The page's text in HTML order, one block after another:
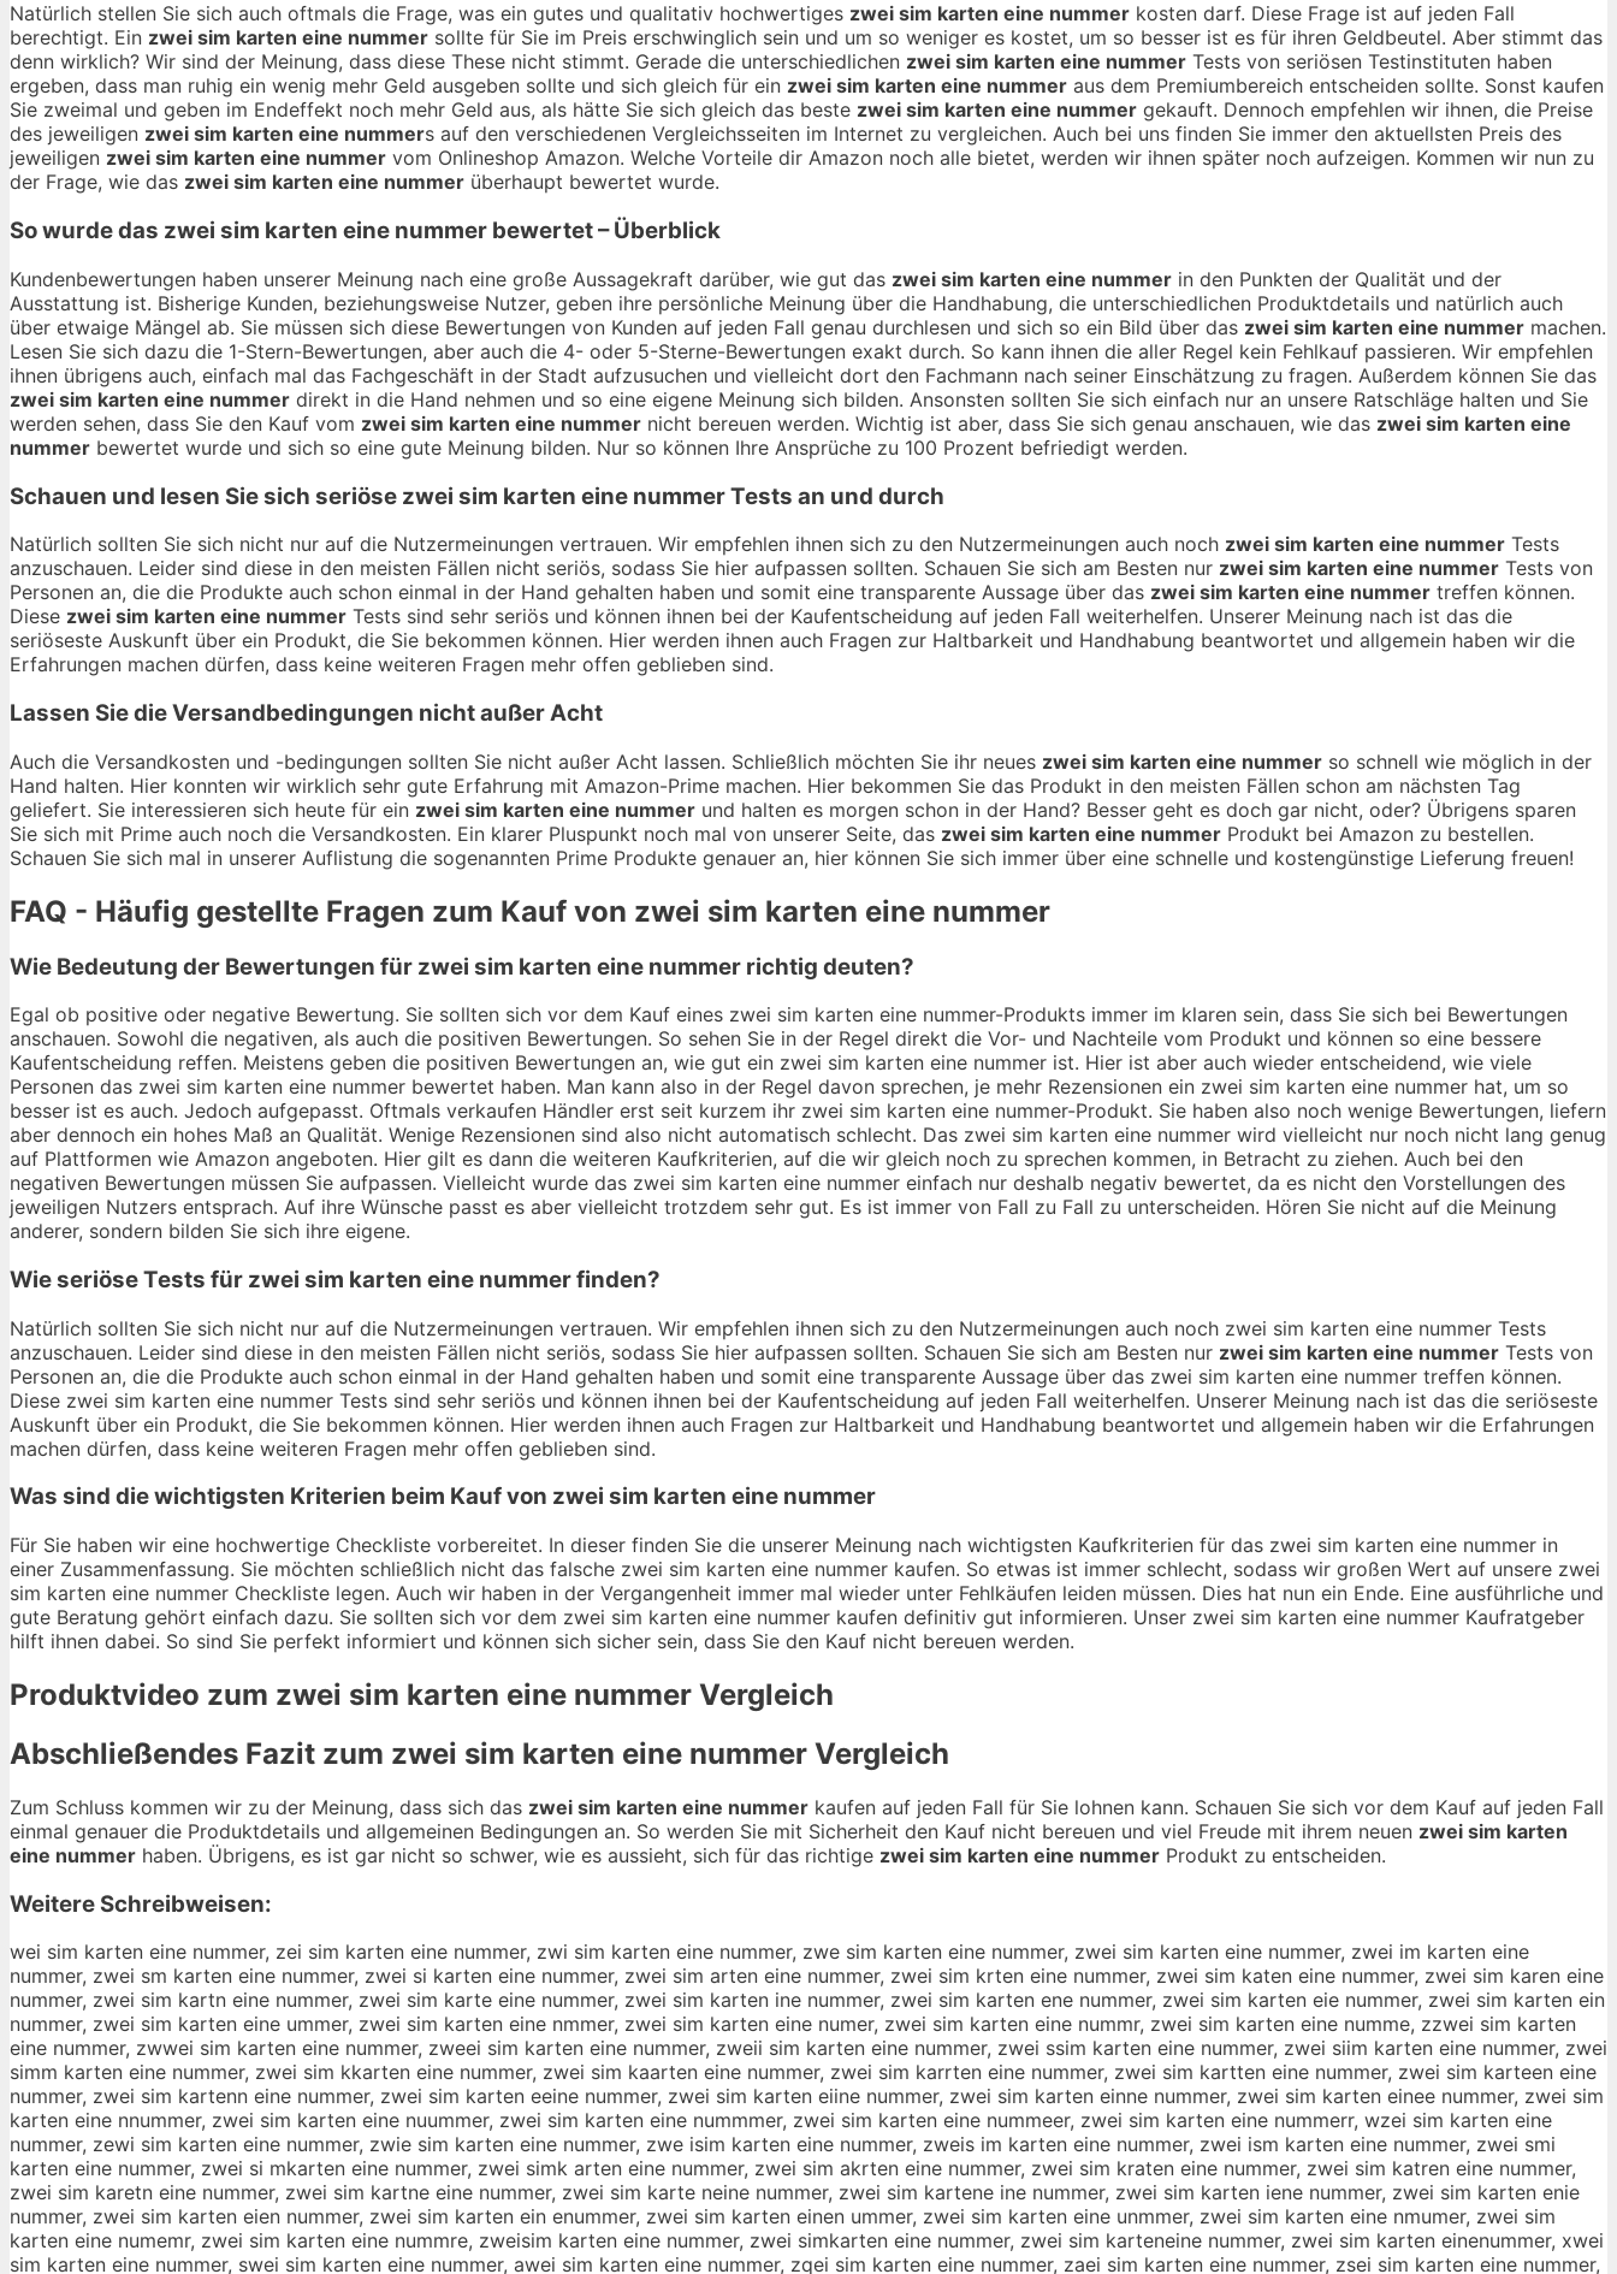
Natürlich stellen Sie sich auch oftmals die Frage, was ein gutes und qualitativ hochwertiges zwei sim karten eine nummer kosten darf. Diese Frage ist auf jeden Fall
berechtigt. Ein zwei sim karten eine nummer sollte für Sie im Preis erschwinglich sein und um so weniger es kostet, um so besser ist es für ihren Geldbeutel. Aber stimmt das
denn wirklich? Wir sind der Meinung, dass diese These nicht stimmt. Gerade die unterschiedlichen zwei sim karten eine nummer Tests von seriösen Testinstituten haben
ergeben, dass man ruhig ein wenig mehr Geld ausgeben sollte und sich gleich für ein zwei sim karten eine nummer aus dem Premiumbereich entscheiden sollte. Sonst kaufen
Sie zweimal und geben im Endeffekt noch mehr Geld aus, als hätte Sie sich gleich das beste zwei sim karten eine nummer gekauft. Dennoch empfehlen wir ihnen, die Preise
des jeweiligen zwei sim karten eine nummers auf den verschiedenen Vergleichsseiten im Internet zu vergleichen. Auch bei uns finden Sie immer den aktuellsten Preis des
jeweiligen zwei sim karten eine nummer vom Onlineshop Amazon. Welche Vorteile dir Amazon noch alle bietet, werden wir ihnen später noch aufzeigen. Kommen wir nun zu
der Frage, wie das zwei sim karten eine nummer überhaupt bewertet wurde.
So wurde das zwei sim karten eine nummer bewertet – Überblick
Kundenbewertungen haben unserer Meinung nach eine große Aussagekraft darüber, wie gut das zwei sim karten eine nummer in den Punkten der Qualität und der
Ausstattung ist. Bisherige Kunden, beziehungsweise Nutzer, geben ihre persönliche Meinung über die Handhabung, die unterschiedlichen Produktdetails und natürlich auch
über etwaige Mängel ab. Sie müssen sich diese Bewertungen von Kunden auf jeden Fall genau durchlesen und sich so ein Bild über das zwei sim karten eine nummer machen.
Lesen Sie sich dazu die 1-Stern-Bewertungen, aber auch die 4- oder 5-Sterne-Bewertungen exakt durch. So kann ihnen die aller Regel kein Fehlkauf passieren. Wir empfehlen
ihnen übrigens auch, einfach mal das Fachgeschäft in der Stadt aufzusuchen und vielleicht dort den Fachmann nach seiner Einschätzung zu fragen. Außerdem können Sie das
zwei sim karten eine nummer direkt in die Hand nehmen und so eine eigene Meinung sich bilden. Ansonsten sollten Sie sich einfach nur an unsere Ratschläge halten und Sie
werden sehen, dass Sie den Kauf vom zwei sim karten eine nummer nicht bereuen werden. Wichtig ist aber, dass Sie sich genau anschauen, wie das zwei sim karten eine
nummer bewertet wurde und sich so eine gute Meinung bilden. Nur so können Ihre Ansprüche zu 100 Prozent befriedigt werden.
Schauen und lesen Sie sich seriöse zwei sim karten eine nummerTests an und durch
Natürlich sollten Sie sich nicht nur auf die Nutzermeinungen vertrauen. Wir empfehlen ihnen sich zu den Nutzermeinungen auch noch zwei sim karten eine nummer Tests
anzuschauen. Leider sind diese in den meisten Fällen nicht seriös, sodass Sie hier aufpassen sollten. Schauen Sie sich am Besten nur zwei sim karten eine nummer Tests von
Personen an, die die Produkte auch schon einmal in der Hand gehalten haben und somit eine transparente Aussage über das zwei sim karten eine nummer treffen können.
Diese zwei sim karten eine nummer Tests sind sehr seriös und können ihnen bei der Kaufentscheidung auf jeden Fall weiterhelfen. Unserer Meinung nach ist das die
seriöseste Auskunft über ein Produkt, die Sie bekommen können. Hier werden ihnen auch Fragen zur Haltbarkeit und Handhabung beantwortet und allgemein haben wir die
Erfahrungen machen dürfen, dass keine weiteren Fragen mehr offen geblieben sind.
Lassen Sie die Versandbedingungen nicht außer Acht
Auch die Versandkosten und -bedingungen sollten Sie nicht außer Acht lassen. Schließlich möchten Sie ihr neues zwei sim karten eine nummer so schnell wie möglich in der
Hand halten. Hier konnten wir wirklich sehr gute Erfahrung mit Amazon-Prime machen. Hier bekommen Sie das Produkt in den meisten Fällen schon am nächsten Tag
geliefert. Sie interessieren sich heute für ein zwei sim karten eine nummer und halten es morgen schon in der Hand? Besser geht es doch gar nicht, oder? Übrigens sparen
Sie sich mit Prime auch noch die Versandkosten. Ein klarer Pluspunkt noch mal von unserer Seite, das zwei sim karten eine nummer Produkt bei Amazon zu bestellen.
Schauen Sie sich mal in unserer Auflistung die sogenannten Prime Produkte genauer an, hier können Sie sich immer über eine schnelle und kostengünstige Lieferung freuen!
FAQ - Häufig gestellte Fragen zum Kauf von zwei sim karten eine nummer
Wie Bedeutung der Bewertungen für zwei sim karten eine nummer richtig deuten?
Egal ob positive oder negative Bewertung. Sie sollten sich vor dem Kauf eines zwei sim karten eine nummer-Produkts immer im klaren sein, dass Sie sich bei Bewertungen
anschauen. Sowohl die negativen, als auch die positiven Bewertungen. So sehen Sie in der Regel direkt die Vor- und Nachteile vom Produkt und können so eine bessere
Kaufentscheidung reffen. Meistens geben die positiven Bewertungen an, wie gut ein zwei sim karten eine nummer ist. Hier ist aber auch wieder entscheidend, wie viele
Personen das zwei sim karten eine nummer bewertet haben. Man kann also in der Regel davon sprechen, je mehr Rezensionen ein zwei sim karten eine nummer hat, um so
besser ist es auch. Jedoch aufgepasst. Oftmals verkaufen Händler erst seit kurzem ihr zwei sim karten eine nummer-Produkt. Sie haben also noch wenige Bewertungen, liefern
aber dennoch ein hohes Maß an Qualität. Wenige Rezensionen sind also nicht automatisch schlecht. Das zwei sim karten eine nummer wird vielleicht nur noch nicht lang genug
auf Plattformen wie Amazon angeboten. Hier gilt es dann die weiteren Kaufkriterien, auf die wir gleich noch zu sprechen kommen, in Betracht zu ziehen. Auch bei den
negativen Bewertungen müssen Sie aufpassen. Vielleicht wurde das zwei sim karten eine nummer einfach nur deshalb negativ bewertet, da es nicht den Vorstellungen des
jeweiligen Nutzers entsprach. Auf ihre Wünsche passt es aber vielleicht trotzdem sehr gut. Es ist immer von Fall zu Fall zu unterscheiden. Hören Sie nicht auf die Meinung
anderer, sondern bilden Sie sich ihre eigene.
Wie seriöse Tests für zwei sim karten eine nummer finden?
Natürlich sollten Sie sich nicht nur auf die Nutzermeinungen vertrauen. Wir empfehlen ihnen sich zu den Nutzermeinungen auch noch zwei sim karten eine nummer Tests
anzuschauen. Leider sind diese in den meisten Fällen nicht seriös, sodass Sie hier aufpassen sollten. Schauen Sie sich am Besten nur zwei sim karten eine nummer Tests von
Personen an, die die Produkte auch schon einmal in der Hand gehalten haben und somit eine transparente Aussage über das zwei sim karten eine nummer treffen können.
Diese zwei sim karten eine nummer Tests sind sehr seriös und können ihnen bei der Kaufentscheidung auf jeden Fall weiterhelfen. Unserer Meinung nach ist das die seriöseste
Auskunft über ein Produkt, die Sie bekommen können. Hier werden ihnen auch Fragen zur Haltbarkeit und Handhabung beantwortet und allgemein haben wir die Erfahrungen
machen dürfen, dass keine weiteren Fragen mehr offen geblieben sind.
Was sind die wichtigsten Kriterien beim Kauf von zwei sim karten eine nummer
Für Sie haben wir eine hochwertige Checkliste vorbereitet. In dieser finden Sie die unserer Meinung nach wichtigsten Kaufkriterien für das zwei sim karten eine nummer in
einer Zusammenfassung. Sie möchten schließlich nicht das falsche zwei sim karten eine nummer kaufen. So etwas ist immer schlecht, sodass wir großen Wert auf unsere zwei
sim karten eine nummer Checkliste legen. Auch wir haben in der Vergangenheit immer mal wieder unter Fehlkäufen leiden müssen. Dies hat nun ein Ende. Eine ausführliche und
gute Beratung gehört einfach dazu. Sie sollten sich vor dem zwei sim karten eine nummer kaufen definitiv gut informieren. Unser zwei sim karten eine nummer Kaufratgeber
hilft ihnen dabei. So sind Sie perfekt informiert und können sich sicher sein, dass Sie den Kauf nicht bereuen werden.
Produktvideo zum zwei sim karten eine nummer Vergleich
Abschließendes Fazit zum zwei sim karten eine nummer Vergleich
Zum Schluss kommen wir zu der Meinung, dass sich das zwei sim karten eine nummer kaufen auf jeden Fall für Sie lohnen kann. Schauen Sie sich vor dem Kauf auf jeden Fall
einmal genauer die Produktdetails und allgemeinen Bedingungen an. So werden Sie mit Sicherheit den Kauf nicht bereuen und viel Freude mit ihrem neuen zwei sim karten
eine nummer haben. Übrigens, es ist gar nicht so schwer, wie es aussieht, sich für das richtige zwei sim karten eine nummer Produkt zu entscheiden.
Weitere Schreibweisen:
wei sim karten eine nummer, zei sim karten eine nummer, zwi sim karten eine nummer, zwe sim karten eine nummer, zwei sim karten eine nummer, zwei im karten eine nummer, zwei sm karten eine nummer, zwei si karten eine nummer, zwei sim arten eine nummer, zwei sim krten eine nummer, zwei sim katen eine nummer, zwei sim karen eine nummer, zwei sim kartn eine nummer, zwei sim karte eine nummer, zwei sim karten ine nummer, zwei sim karten ene nummer, zwei sim karten eie nummer, zwei sim karten ein nummer, zwei sim karten eine ummer, zwei sim karten eine nmmer, zwei sim karten eine numer, zwei sim karten eine nummr, zwei sim karten eine numme, zzwei sim karten eine nummer, zwwei sim karten eine nummer, zweei sim karten eine nummer, zweii sim karten eine nummer, zwei ssim karten eine nummer, zwei siim karten eine nummer, zwei simm karten eine nummer, zwei sim kkarten eine nummer, zwei sim kaarten eine nummer, zwei sim karrten eine nummer, zwei sim kartten eine nummer, zwei sim karteen eine nummer, zwei sim kartenn eine nummer, zwei sim karten eeine nummer, zwei sim karten eiine nummer, zwei sim karten einne nummer, zwei sim karten einee nummer, zwei sim karten eine nnummer, zwei sim karten eine nuummer, zwei sim karten eine nummmer, zwei sim karten eine nummeer, zwei sim karten eine nummerr, wzei sim karten eine nummer, zewi sim karten eine nummer, zwie sim karten eine nummer, zwe isim karten eine nummer, zweis im karten eine nummer, zwei ism karten eine nummer, zwei smi karten eine nummer, zwei si mkarten eine nummer, zwei simk arten eine nummer, zwei sim akrten eine nummer, zwei sim kraten eine nummer, zwei sim katren eine nummer, zwei sim karetn eine nummer, zwei sim kartne eine nummer, zwei sim karte neine nummer, zwei sim kartene ine nummer, zwei sim karten iene nummer, zwei sim karten enie nummer, zwei sim karten eien nummer, zwei sim karten ein enummer, zwei sim karten einen ummer, zwei sim karten eine unmmer, zwei sim karten eine nmumer, zwei sim karten eine numemr, zwei sim karten eine nummre, zweisim karten eine nummer, zwei simkarten eine nummer, zwei sim karteneine nummer, zwei sim karten einenummer, xwei sim karten eine nummer, swei sim karten eine nummer, awei sim karten eine nummer, zqei sim karten eine nummer, zaei sim karten eine nummer, zsei sim karten eine nummer, zdei sim karten eine nummer, zeei sim karten eine nummer, z1ei sim karten eine nummer, z2ei sim karten eine nummer, zwwi sim karten eine nummer, zwsi sim karten eine nummer, zwdi sim karten eine nummer, zwfi sim karten eine nummer, zwri sim karten eine nummer, zw3i sim karten eine nummer, zw4i sim karten eine nummer, zweu sim karten eine nummer, zwej sim karten eine nummer, zwek sim karten eine nummer, zwel sim karten eine nummer, zweo sim karten eine nummer, zwe8 sim karten eine nummer, zwe9 sim karten eine nummer, zwei qim karten eine nummer, zwei wim karten eine nummer, zwei eim karten eine nummer, zwei zim karten eine nummer, zwei xim karten eine nummer, zwei cim karten eine nummer, zwei sum karten eine nummer, zwei sjm karten eine nummer, zwei skm karten eine nummer, zwei slm karten eine nummer, zwei som karten eine nummer, zwei s8m karten eine nummer, zwei s9m karten eine nummer, zwei si karten eine nummer, zwei sin karten eine nummer, zwei sih karten eine nummer, zwei sij karten eine nummer, zwei sik karten eine nummer, zwei sil karten eine nummer, zwei sim uarten eine nummer, zwei sim jarten eine nummer, zwei sim marten eine nummer, zwei sim larten eine nummer, zwei sim oarten eine nummer, zwei sim kqrten eine nummer, zwei sim kwrten eine nummer, zwei sim kzrten eine nummer, zwei sim kxrten eine nummer, zwei sim kaeten eine nummer, zwei sim kadten eine nummer, zwei sim kaften eine nummer, zwei sim kagten eine nummer, zwei sim katten eine nummer, zwei sim ka4ten eine nummer, zwei sim ka5ten eine nummer, zwei sim karren eine nummer, zwei sim karfen eine nummer, zwei sim kargen eine nummer, zwei sim karhen eine nummer, zwei sim karyen eine nummer, zwei sim kar5en eine nummer, zwei sim kar6en eine nummer, zwei sim kartwn eine nummer, zwei sim kartsn eine nummer, zwei sim kartdn eine nummer, zwei sim kartfn eine nummer, zwei sim kartrn eine nummer, zwei sim kart3n eine nummer, zwei sim kart4n eine nummer, zwei sim karte eine nummer, zwei sim karteb eine nummer, zwei sim karteg eine nummer, zwei sim karteh eine nummer, zwei sim kartej eine nummer, zwei sim kartem eine nummer, zwei sim karten wine nummer, zwei sim karten sine nummer, zwei sim karten dine nummer, zwei sim karten fine nummer, zwei sim karten rine nummer, zwei sim karten 3ine nummer, zwei sim karten 4ine nummer, zwei sim karten eune nummer, zwei sim karten ejne nummer, zwei sim karten ekne nummer, zwei sim karten elne nummer, zwei sim karten eone nummer, zwei sim karten e8ne nummer, zwei sim karten e9ne nummer, zwei sim karten ei e nummer, zwei sim karten eibe nummer, zwei sim karten eige nummer, zwei sim karten eihe nummer, zwei sim karten eije nummer, zwei sim karten eime nummer, zwei sim karten einw nummer, zwei sim karten eins nummer, zwei sim karten eind nummer, zwei sim karten einf nummer, zwei sim karten einr nummer, zwei sim karten ein3 nummer, zwei sim karten ein4 nummer, zwei sim karten eine ummer, zwei sim karten eine bummer, zwei sim karten eine gummer, zwei sim karten eine hummer, zwei sim karten eine jummer, zwei sim karten eine mummer, zwei sim karten eine nymmer, zwei sim karten eine nhmmer, zwei sim karten eine njmmer, zwei sim karten eine nkmmer, zwei sim karten eine nimmer, zwei sim karten eine n7mmer, zwei sim karten eine n8mmer, zwei sim karten eine nu mer, zwei sim karten eine nunmer, zwei sim karten eine nuhmer, zwei sim karten eine nujmer, zwei sim karten eine nukmer, zwei sim karten eine nulmer, zwei sim karten eine num er, zwei sim karten eine numner, zwei sim karten eine numher, zwei sim karten eine numjer, zwei sim karten eine numker, zwei sim karten eine numler, zwei sim karten eine nummwr, zwei sim karten eine nummsr, zwei sim karten eine nummdr, zwei sim karten eine nummfr, zwei sim karten eine nummrr, zwei sim karten eine numm3r, zwei sim karten eine numm4r, zwei sim karten eine nummee, zwei sim karten eine nummed, zwei sim karten eine nummef, zwei sim karten eine nummeg, zwei sim karten eine nummet, zwei sim karten eine numme4, zwei sim karten eine numme5, xzwei sim karten eine nummer, zxwei sim karten eine nummer, szwei sim karten eine nummer, zswei sim karten eine nummer, azwei sim karten eine nummer, zawei sim karten eine nummer, zqwei sim karten eine nummer, zwqei sim karten eine nummer, zwaei sim karten eine nummer, zwsei sim karten eine nummer, zdwei sim karten eine nummer, zwdei sim karten eine nummer, zewei sim karten eine nummer, z1wei sim karten eine nummer, zw1ei sim karten eine nummer, z2wei sim karten eine nummer, zw2ei sim karten eine nummer, zwewi sim karten eine nummer, zwesi sim karten eine nummer, zwedi sim karten eine nummer, zwfei sim karten eine nummer, zwefi sim karten eine nummer, zwrei sim karten eine nummer, zweri sim karten eine nummer, zw3ei sim karten eine nummer, zwe3i sim karten eine nummer, zw4ei sim karten eine nummer, zwe4i sim karten eine nummer, zweui sim karten eine nummer, zweiu sim karten eine nummer, zweji sim karten eine nummer, zweij sim karten eine nummer, zweki sim karten eine nummer, zweik sim karten eine nummer, zweli sim karten eine nummer, zweil sim karten eine nummer, zweoi sim karten eine nummer, zweio sim karten eine nummer, zwe8i sim karten eine nummer, zwei8 sim karten eine nummer, zwe9i sim karten eine nummer, zwei9 sim karten eine nummer, zwei qsim karten eine nummer, zwei sqim karten eine nummer, zwei wsim karten eine nummer, zwei swim karten eine nummer, zwei esim karten eine nummer, zwei seim karten eine nummer, zwei zsim karten eine nummer, zwei szim karten eine nummer, zwei xsim karten eine nummer, zwei sxim karten eine nummer, zwei csim karten eine nummer, zwei scim karten eine nummer, zwei suim karten eine nummer, zwei sium karten eine nummer, zwei sjim karten eine nummer, zwei sijm karten eine nummer, zwei skim karten eine nummer, zwei sikm karten eine nummer, zwei slim karten eine nummer, zwei silm karten eine nummer, zwei soim karten eine nummer, zwei siom karten eine nummer, zwei s8im karten eine nummer, zwei si8m karten eine nummer, zwei s9im karten eine nummer, zwei si9m karten eine nummer, zwei si m karten eine nummer, zwei sim karten eine nummer, zwei sinm karten eine nummer, zwei simn karten eine nummer, zwei sihm karten eine nummer, zwei simh karten eine nummer, zwei simj karten eine nummer, zwei simk karten eine nummer, zwei siml karten eine nummer, zwei sim ukarten eine nummer, zwei sim kuarten eine nummer, zwei sim jkarten eine nummer, zwei sim kjarten eine nummer, zwei sim mkarten eine nummer, zwei sim kmarten eine nummer, zwei sim lkarten eine nummer, zwei sim klarten eine nummer, zwei sim okarten eine nummer, zwei sim koarten eine nummer, zwei sim kqarten eine nummer, zwei sim kaqrten eine nummer, zwei sim kwarten eine nummer, zwei sim kawrten eine nummer, zwei sim kzarten eine nummer, zwei sim kazrten eine nummer, zwei sim kxarten eine nummer, zwei sim kaxrten eine nummer, zwei sim kaerten eine nummer, zwei sim kareten eine nummer, zwei sim kadrten eine nummer, zwei sim kardten eine nummer, zwei sim kafrten eine nummer, zwei sim karften eine nummer, zwei sim kagrten eine nummer, zwei sim kargten eine nummer, zwei sim katrten eine nummer, zwei sim ka4rten eine nummer, zwei sim kar4ten eine nummer, zwei sim ka5rten eine nummer, zwei sim kar5ten eine nummer, zwei sim kartren eine nummer, zwei sim kartfen eine nummer, zwei sim kartgen eine nummer, zwei sim karhten eine nummer, zwei sim karthen eine nummer, zwei sim karyten eine nummer, zwei sim kartyen eine nummer, zwei sim kart5en eine nummer, zwei sim kar6ten eine nummer, zwei sim kart6en eine nummer, zwei sim kartwen eine nummer, zwei sim kartewn eine nummer, zwei sim kartsen eine nummer, zwei sim kartesn eine